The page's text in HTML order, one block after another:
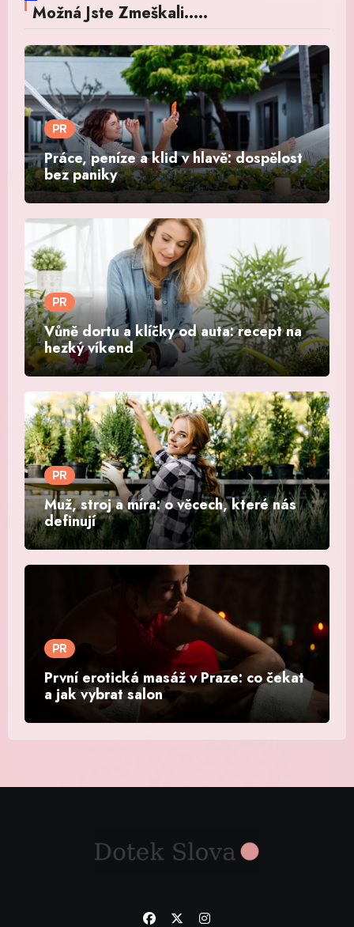
Možná Jste Zmeškali.....
PR
Práce, peníze a klid v hlavě: dospělost
bez paniky
PR
Vůně dortu a klíčky od auta: recept na
hezký víkend
PR
Muž, stroj a míra: o věcech, které nás
definují
PR
První erotická masáž v Praze: co čekat
a jak vybrat salon